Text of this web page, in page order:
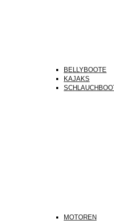
BELLYBOOTE
KAJAKS
MOTOREN